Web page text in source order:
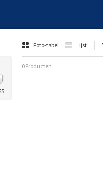
Foto-tabel Lijst
0 Producten
5